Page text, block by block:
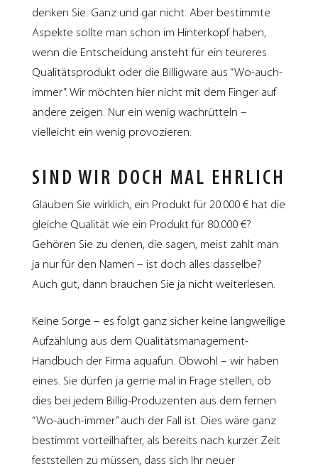
denken Sie. Ganz und gar nicht. Aber bestimmte
Aspekte sollte man schon im Hinterkopf haben,
wenn die Entscheidung ansteht für ein teureres
Qualitätsprodukt oder die Billigware aus “Wo-auch-
immer”. Wir möchten hier nicht mit dem Finger auf
andere zeigen. Nur ein wenig wachrütteln –
vielleicht ein wenig provozieren.
SIND WIR DOCH MAL EHRLICH
Glauben Sie wirklich, ein Produkt für 20.000 € hat die
gleiche Qualität wie ein Produkt für 80.000 €?
Gehören Sie zu denen, die sagen, meist zahlt man
ja nur für den Namen – ist doch alles dasselbe?
Auch gut, dann brauchen Sie ja nicht weiterlesen.
Keine Sorge – es folgt ganz sicher keine langweilige
Aufzählung aus dem Qualitätsmanagement-
Handbuch der Firma aquafun. Obwohl – wir haben
eines. Sie dürfen ja gerne mal in Frage stellen, ob
dies bei jedem Billig-Produzenten aus dem fernen
“Wo-auch-immer” auch der Fall ist. Dies wäre ganz
bestimmt vorteilhafter, als bereits nach kurzer Zeit
feststellen zu müssen, dass sich Ihr neuer